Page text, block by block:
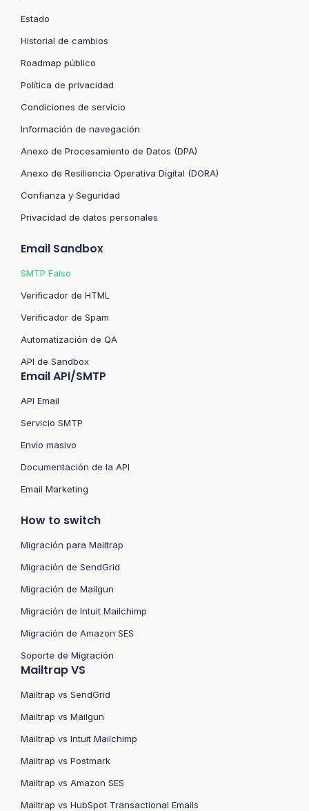
Estado
Historial de cambios
Roadmap público
Política de privacidad
Condiciones de servicio
Información de navegación
Anexo de Procesamiento de Datos (DPA)
Anexo de Resiliencia Operativa Digital (DORA)
Confianza y Seguridad
Privacidad de datos personales
Email Sandbox
SMTP Falso
Verificador de HTML
Verificador de Spam
Automatización de QA
API de Sandbox
Email API/SMTP
API Email
Servicio SMTP
Envío masivo
Documentación de la API
Email Marketing
How to switch
Migración para Mailtrap
Migración de SendGrid
Migración de Mailgun
Migración de Intuit Mailchimp
Migración de Amazon SES
Soporte de Migración
Mailtrap VS
Mailtrap vs SendGrid
Mailtrap vs Mailgun
Mailtrap vs Intuit Mailchimp
Mailtrap vs Postmark
Mailtrap vs Amazon SES
Mailtrap vs HubSpot Transactional Emails